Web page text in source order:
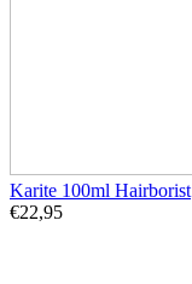
Karite 100ml Hairborist
€22,95